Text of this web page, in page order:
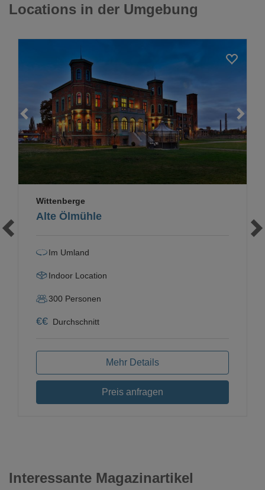
Locations in der Umgebung
Loading...
Alte Ölmühle
Wittenberge
Im Umland
Indoor Location
300 Personen
€€ Durchschnitt
Mehr Details
Preis anfragen
Interessante Magazinartikel